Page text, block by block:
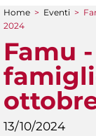
Tu sei qui
Home > Eventi >
2024
Famu
13/10/2024